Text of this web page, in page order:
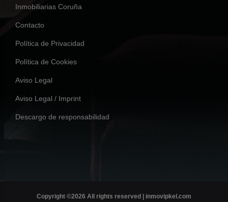
Inmobiliarias Coruña
Contacto
Política de Privacidad
Política de Cookies
Aviso Legal
Aviso Legal / Imprint
Descargo de responsabilidad
Copyright ©2026 All rights reserved | inmovipkel.com